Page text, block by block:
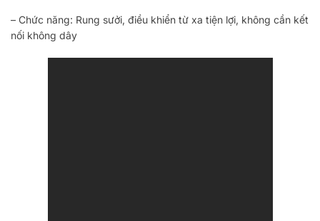
– Chức năng: Rung sưởi, điều khiển từ xa tiện lợi, không cần kết
nối không dây